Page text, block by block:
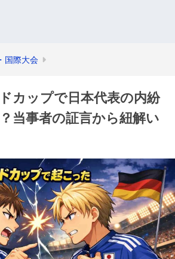
国際大会
カップで日本代表の内紛
当事者の証言から紐解い